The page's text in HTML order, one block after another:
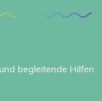
begleitende Hilfen